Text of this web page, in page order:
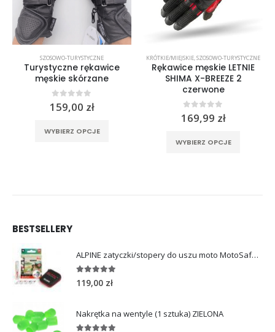
WYPRZEDAŻ %%SZOSOWO-TURYSTYCZNE
Turystyczne rękawice
męskie skórzane
0out of 5
159,00 zł
WYBIERZ OPCJE
KRÓTKIE/MIEJSKIE,SZOSOWO-TURYSTYCZNE
Rękawice męskie LETNIE
SHIMA X-BREEZE 2
czerwone
0out of 5
169,99 zł
WYBIERZ OPCJE
BESTSELLERY
ALPINE zatyczki/stopery do uszu moto MotoSafe Pro
4.96out of 5
119,00 zł
Nakrętka na wentyle (1 sztuka) ZIELONA